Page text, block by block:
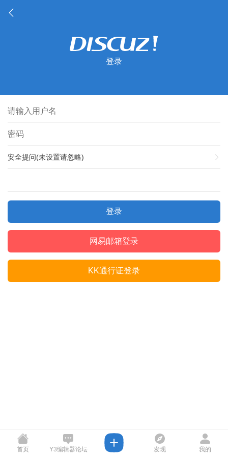
登录
安全提问(未设置请忽略)
登录
网易邮箱登录
KK通行证登录
首页 Y3编辑器论坛 发现 我的